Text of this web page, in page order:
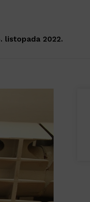
listopada 2022.